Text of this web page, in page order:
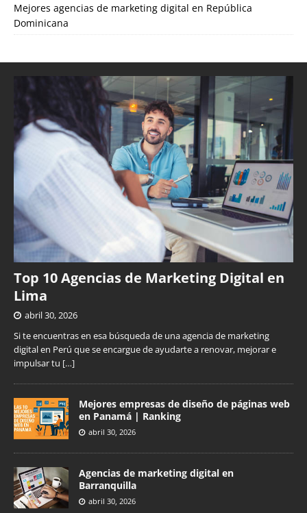
Mejores agencias de marketing digital en República
Dominicana
Top 10 Agencias de Marketing Digital en
Lima
abril 30, 2026
Si te encuentras en esa búsqueda de una agencia de marketing
digital en Perú que se encargue de ayudarte a renovar, mejorar e
impulsar tu […]
Mejores empresas de diseño de páginas web
en Panamá | Ranking
abril 30, 2026
Agencias de marketing digital en
Barranquilla
abril 30, 2026